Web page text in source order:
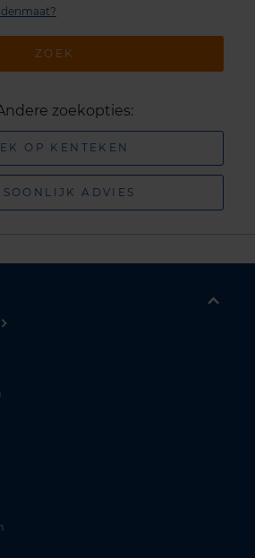
ZOEK
zoekopties:
OP KENTEKEN
ADVIES